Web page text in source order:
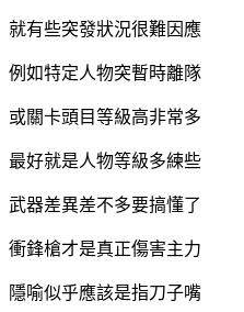
就有些突發狀況很難因應
例如特定人物突暫時離隊
或關卡頭目等級高非常多
最好就是人物等級多練些
武器差異差不多要搞懂了
衝鋒槍才是真正傷害主力
隱喻似乎應該是指刀子嘴